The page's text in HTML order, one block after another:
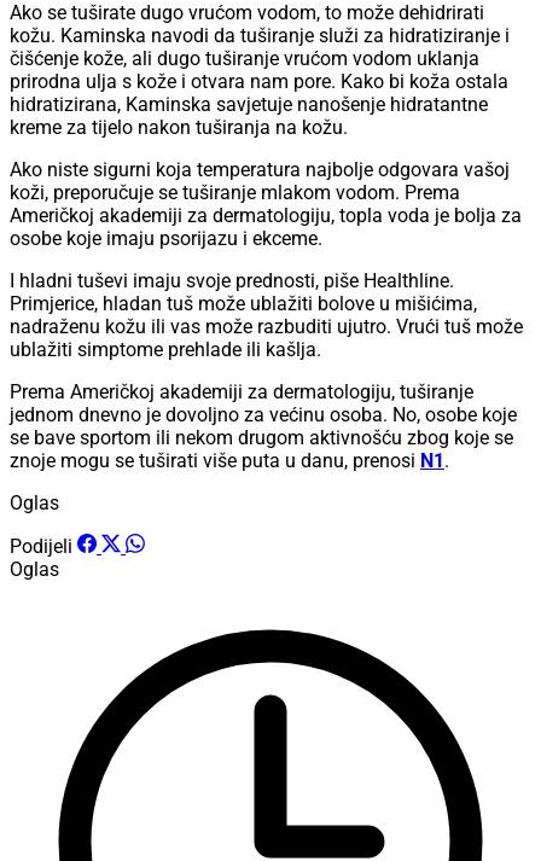
Ako se tuširate dugo vrućom vodom, to može dehidrirati
kožu. Kaminska navodi da tuširanje služi za hidratiziranje i
čišćenje kože, ali dugo tuširanje vrućom vodom uklanja
prirodna ulja s kože i otvara nam pore. Kako bi koža ostala
hidratizirana, Kaminska savjetuje nanošenje hidratantne
kreme za tijelo nakon tuširanja na kožu.
Ako niste sigurni koja temperatura najbolje odgovara vašoj
koži, preporučuje se tuširanje mlakom vodom. Prema
Američkoj akademiji za dermatologiju, topla voda je bolja za
osobe koje imaju psorijazu i ekceme.
I hladni tuševi imaju svoje prednosti, piše Healthline.
Primjerice, hladan tuš može ublažiti bolove u mišićima,
nadraženu kožu ili vas može razbuditi ujutro. Vrući tuš može
ublažiti simptome prehlade ili kašlja.
Prema Američkoj akademiji za dermatologiju, tuširanje
jednom dnevno je dovoljno za većinu osoba. No, osobe koje
se bave sportom ili nekom drugom aktivnošću zbog koje se
znoje mogu se tuširati više puta u danu, prenosi N1 .
Oglas
Podijeli
Oglas